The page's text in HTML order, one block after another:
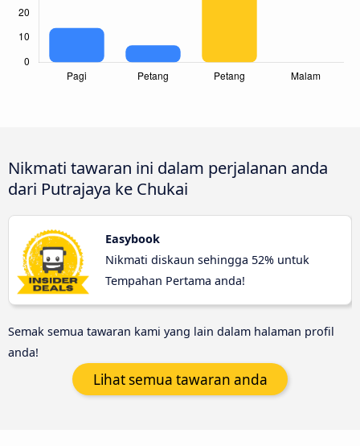
Nikmati tawaran ini dalam perjalanan anda
dari Putrajaya ke Chukai
Easybook
Nikmati diskaun sehingga 52% untuk
Tempahan Pertama anda!
Semak semua tawaran kami yang lain dalam halaman profil
anda!
Lihat semua tawaran anda